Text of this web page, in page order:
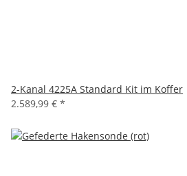
2-Kanal 4225A Standard Kit im Koffer
2.589,99 € *